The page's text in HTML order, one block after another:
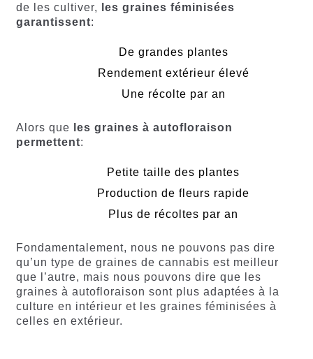
de les cultiver,
les graines féminisées
garantissent:
De grandes plantes
Rendement extérieur élevé
Une récolte par an
Alors que les graines à autofloraison
permettent:
Petite taille des plantes
Production de fleurs rapide
Plus de récoltes par an
Fondamentalement, nous ne pouvons pas dire
qu’un type de graines de cannabis est meilleur
que l’autre, mais nous pouvons dire que les
graines à autofloraison sont plus adaptées à la
culture en intérieur et les graines féminisées à
celles en extérieur.